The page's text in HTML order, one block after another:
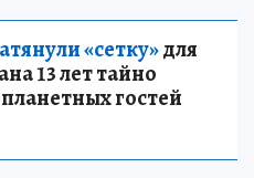
«сетку»для
13 лет тайно
гостей